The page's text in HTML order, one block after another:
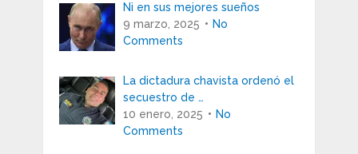
Ni en sus mejores sueños
9 marzo, 2025
No
Comments
La dictadura chavista ordenó el
secuestro de …
10 enero, 2025
No
Comments